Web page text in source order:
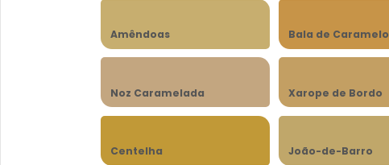
Amêndoas Bala de Caramelo
Noz Caramelada Xarope de Bordo
Centelha João-de-Barro